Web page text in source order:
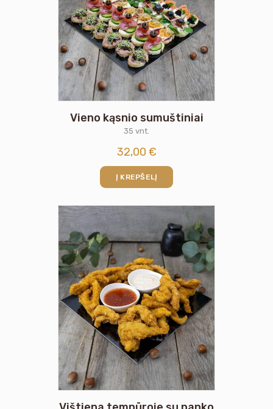
Vieno kąsnio sumuštiniai
35 vnt.
32,00 €
Į KREPŠELĮ